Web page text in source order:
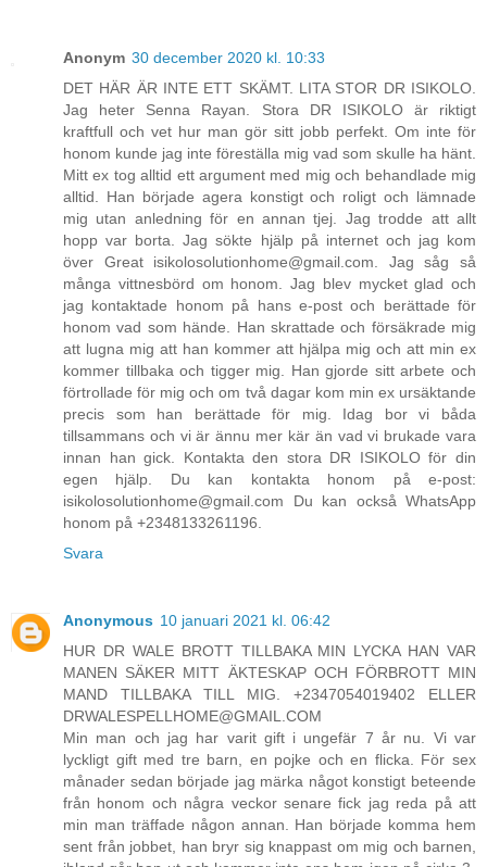
Anonym 30 december 2020 kl. 10:33
DET HÄR ÄR INTE ETT SKÄMT. LITA STOR DR ISIKOLO.
Jag heter Senna Rayan. Stora DR ISIKOLO är riktigt
kraftfull och vet hur man gör sitt jobb perfekt. Om inte för
honom kunde jag inte föreställa mig vad som skulle ha hänt.
Mitt ex tog alltid ett argument med mig och behandlade mig
alltid. Han började agera konstigt och roligt och lämnade
mig utan anledning för en annan tjej. Jag trodde att allt
hopp var borta. Jag sökte hjälp på internet och jag kom
över Great isikolosolutionhome@gmail.com. Jag såg så
många vittnesbörd om honom. Jag blev mycket glad och
jag kontaktade honom på hans e-post och berättade för
honom vad som hände. Han skrattade och försäkrade mig
att lugna mig att han kommer att hjälpa mig och att min ex
kommer tillbaka och tigger mig. Han gjorde sitt arbete och
förtrollade för mig och om två dagar kom min ex ursäktande
precis som han berättade för mig. Idag bor vi båda
tillsammans och vi är ännu mer kär än vad vi brukade vara
innan han gick. Kontakta den stora DR ISIKOLO för din
egen hjälp. Du kan kontakta honom på e-post:
isikolosolutionhome@gmail.com Du kan också WhatsApp
honom på +2348133261196.
Svara
Anonymous 10 januari 2021 kl. 06:42
HUR DR WALE BROTT TILLBAKA MIN LYCKA HAN VAR
MANEN SÄKER MITT ÄKTESKAP OCH FÖRBROTT MIN
MAND TILLBAKA TILL MIG. +2347054019402 ELLER
DRWALESPELLHOME@GMAIL.COM
Min man och jag har varit gift i ungefär 7 år nu. Vi var
lyckligt gift med tre barn, en pojke och en flicka. För sex
månader sedan började jag märka något konstigt beteende
från honom och några veckor senare fick jag reda på att
min man träffade någon annan. Han började komma hem
sent från jobbet, han bryr sig knappast om mig och barnen,